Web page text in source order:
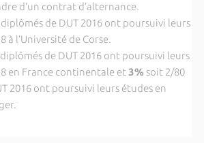
d’un contrat d’alternance.
de DUT 2016 ont poursuivi leurs
à l’Université de Corse.
de DUT 2016 ont poursuivi leurs
en France continentale et 3% soit 2/80
2016 ont poursuivi leurs études en